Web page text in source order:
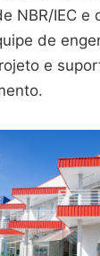
NBR/IEC e
de
e